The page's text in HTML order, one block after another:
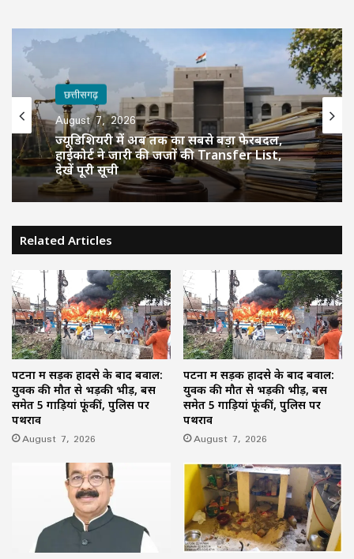
छत्तीसगढ़
August 7, 2026
ज्यूडिशियरी में अब तक का सबसे बड़ा फेरबदल,
हाईकोर्ट ने जारी की जजों की Transfer List,
देखें पूरी सूची
Related Articles
पटना में सड़क हादसे के बाद बवाल:
युवक की मौत से भड़की भीड़, बस
समेत 5 गाड़ियां फूंकीं, पुलिस पर
पथराव
August 7, 2026
पटना में सड़क हादसे के बाद बवाल:
युवक की मौत से भड़की भीड़, बस
समेत 5 गाड़ियां फूंकीं, पुलिस पर
पथराव
August 7, 2026